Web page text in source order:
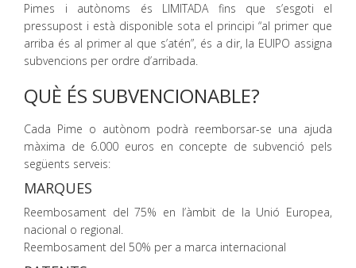
Pimes i autònoms és LIMITADA fins que s’esgoti el
pressupost i està disponible sota el principi “al primer que
arriba és al primer al que s’atén”, és a dir, la EUIPO assigna
subvencions per ordre d’arribada.
QUÈ ÉS SUBVENCIONABLE?
Cada Pime o autònom podrà reemborsar-se una ajuda
màxima de 6.000 euros en concepte de subvenció pels
següents serveis:
MARQUES
Reembosament del 75% en l’àmbit de la Unió Europea,
nacional o regional.
Reembosament del 50% per a marca internacional